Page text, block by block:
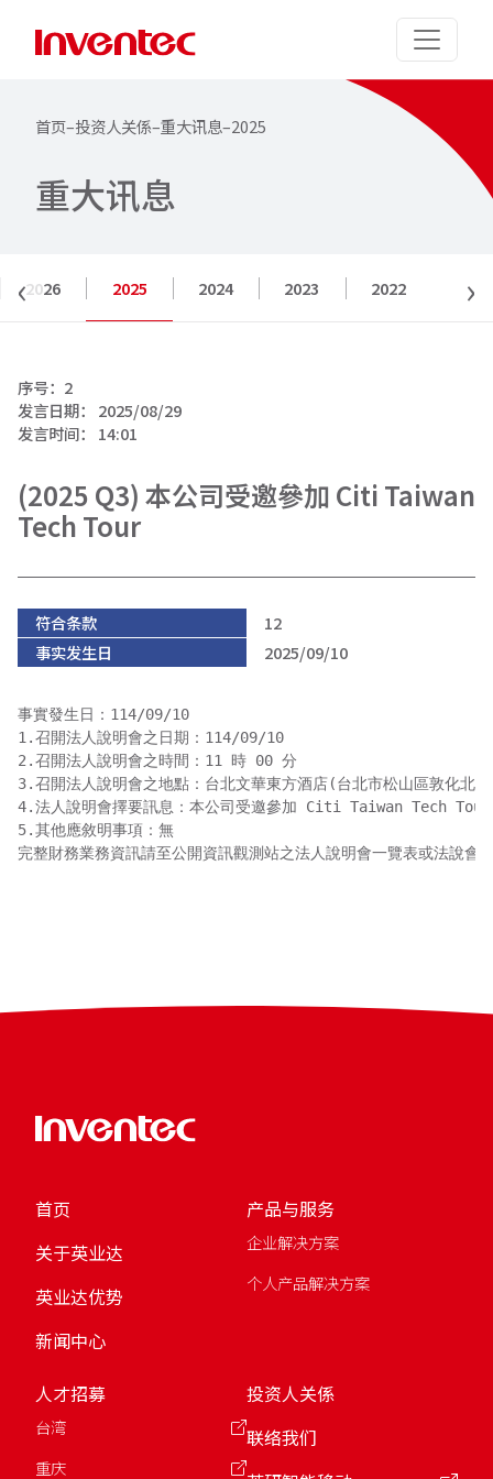
首页–投资人关係–重大讯息–2025
重大讯息
2026 2025 2024 2023 2022
‹ ›
序号： 2
发言日期： 2025/08/29
发言时间： 14:01
(2025 Q3) 本公司受邀參加 Citi Taiwan
Tech Tour
符合条款
12
事实发生日
2025/09/10
事實發生日：114/09/10
1.召開法人說明會之日期：114/09/10
2.召開法人說明會之時間：11 時 00 分
3.召開法人說明會之地點：台北文華東方酒店(台北市松山區敦化北
4.法人說明會擇要訊息：本公司受邀參加 Citi Taiwan Tech Tour
5.其他應敘明事項：無
完整財務業務資訊請至公開資訊觀測站之法人說明會一覽表或法說會
首页
关于英业达
英业达优势
新闻中心
产品与服务
企业解决方案
个人产品解决方案
人才招募
台湾
重庆
投资人关係
联络我们